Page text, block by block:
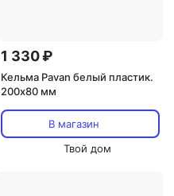
1 330 ₽
Кельма Pavan белый пластик.
200х80 мм
В магазин
Твой дом